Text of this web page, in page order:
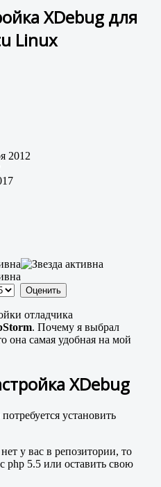
XDebug для
Linux
2012
отладчика
. Почему я выбрал
она самая удобная на мой
XDebug
установить
у вас в репозитории, то
php 5.5 или оставить свою